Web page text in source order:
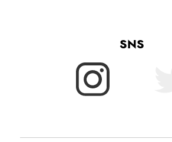
SNS